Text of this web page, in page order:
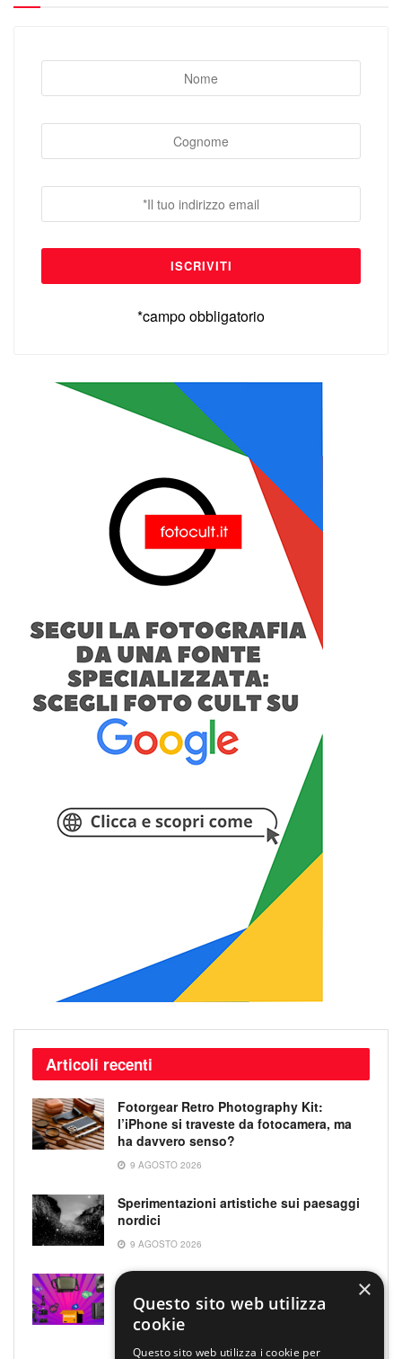
*campo obbligatorio
Articoli recenti
Fotorgear Retro Photography Kit:
l’iPhone si traveste da fotocamera, ma
ha davvero senso?
9 AGOSTO 2026
Sperimentazioni artistiche sui paesaggi
nordici
9 AGOSTO 2026
Quattro accessori fotografici in sconto:
prodotti opposti, ma uno su quattro fa
per te
×
Questo sito web utilizza
cookie
Questo sito web utilizza i cookie per